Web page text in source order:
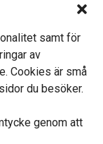
samt för
av
Cookies är små
du besöker.
genom att
–